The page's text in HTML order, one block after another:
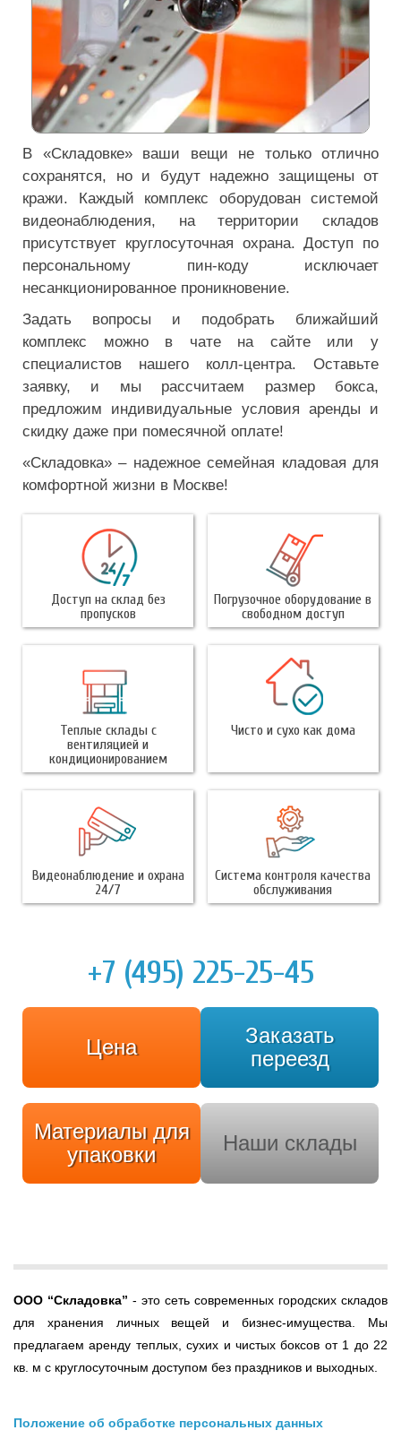
В «Складовке» ваши вещи не только отлично
сохранятся, но и будут надежно защищены от
кражи. Каждый комплекс оборудован системой
видеонаблюдения, на территории складов
присутствует круглосуточная охрана. Доступ по
персональному пин-коду исключает
несанкционированное проникновение.
Задать вопросы и подобрать ближайший
комплекс можно в чате на сайте или у
специалистов нашего колл-центра. Оставьте
заявку, и мы рассчитаем размер бокса,
предложим индивидуальные условия аренды и
скидку даже при помесячной оплате!
«Складовка» – надежное семейная кладовая для
комфортной жизни в Москве!
Доступ на склад без
пропусков
Погрузочное оборудование в
свободном доступ
Теплые склады с
вентиляцией и
кондиционированием
Чисто и сухо как дома
Видеонаблюдение и охрана
24/7
Система контроля качества
обслуживания
+7 (495) 225-25-45
Цена
Заказать
переезд
Материалы для
упаковки
Наши склады
ООО “Складовка” - это сеть современных городских складов
для хранения личных вещей и бизнес-имущества. Мы
предлагаем аренду теплых, сухих и чистых боксов от 1 до 22
кв. м с круглосуточным доступом без праздников и выходных.
Положение об обработке персональных данных